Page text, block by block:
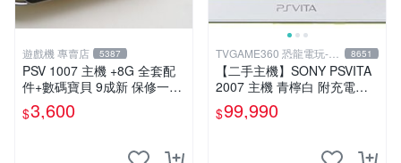
遊戲機 專賣店 5387
PSV 1007 主機 +8G 全套配
件+數碼寶貝 9成新 保修一年
品質有保障 psvita
$3,600
TVGAME360 恐龍電玩-台
中店
8651
【二手主機】SONY PSVITA
2007 主機 青檸白 附充電器
USB傳輸線 PS VITA PSV 台
中恐龍電玩
$99,990